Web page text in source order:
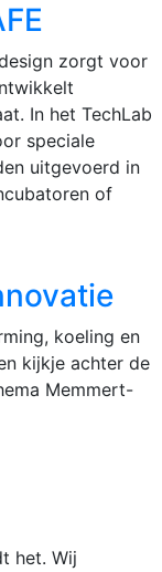
zorgt voor
In het TechLab
speciale
uitgevoerd in
of
koeling en
kijkje achter de
Memmert-
het. Wij